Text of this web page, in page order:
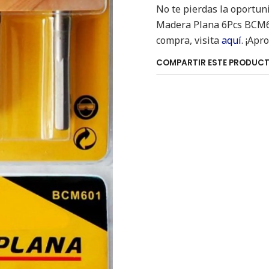
No te pierdas la
Madera Plana 6Pcs
compra, visitaaquí.
COMPARTIR ESTE